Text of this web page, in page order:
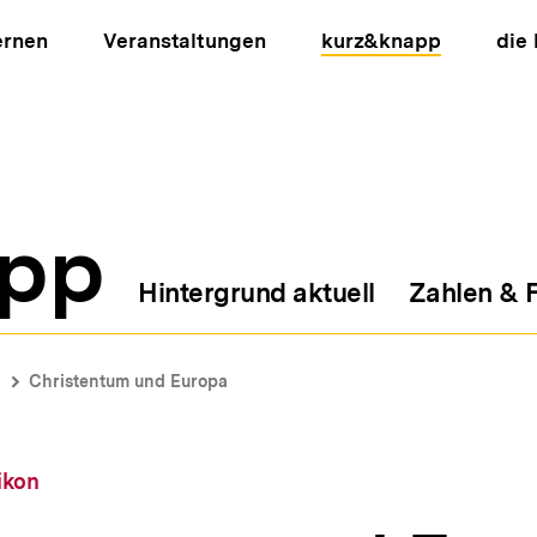
Veranstaltungen kurz&knapp die
Hintergrund aktuell Zahlen &
Christentum und Europa